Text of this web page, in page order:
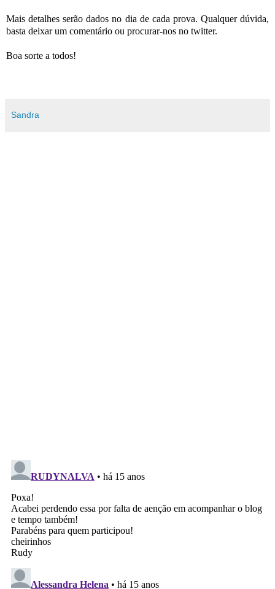
Mais detalhes serão dados no dia de cada prova. Qualquer dúvida,
basta deixar um comentário ou procurar-nos no twitter.
Boa sorte a todos!
Sandra